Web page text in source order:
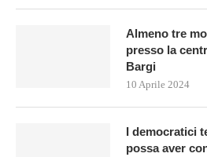
Almeno tre
presso la
Bargi
10 Aprile 2024
I democratici
possa aver